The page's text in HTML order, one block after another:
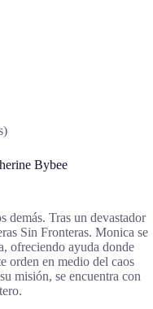
Bybee
demás. Tras un devastador
Sin Fronteras. Monica se
ofreciendo ayuda donde
orden en medio del caos
misión, se encuentra con